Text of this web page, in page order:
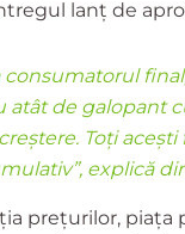
lanț de
consumatorul
atât de galopant
Toți acești
explică
prețurilor, piața